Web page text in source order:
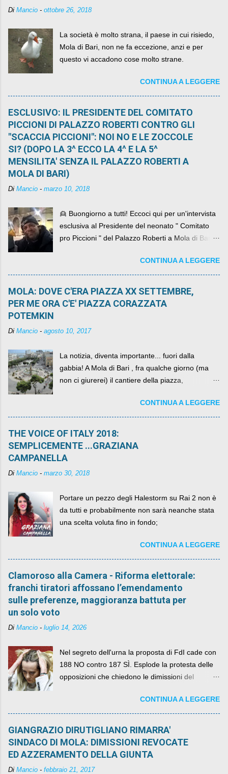
Di Mancio - ottobre 26, 2018
La società è molto strana, il paese in cui risiedo,
Mola di Bari, non ne fa eccezione, anzi e per
questo vi accadono cose molto strane.
CONTINUA A LEGGERE
ESCLUSIVO: IL PRESIDENTE DEL COMITATO
PICCIONI DI PALAZZO ROBERTI CONTRO GLI
"SCACCIA PICCIONI": NOI NO E LE ZOCCOLE
SI? (DOPO LA 3^ ECCO LA 4^ E LA 5^
MENSILITA' SENZA IL PALAZZO ROBERTI A
MOLA DI BARI)
Di Mancio - marzo 10, 2018
👱 Buongiorno a tutti! Eccoci qui per un'intervista
esclusiva al Presidente del neonato " Comitato
pro Piccioni " del Palazzo Roberti a Mola di Bari ,
come definirlo... signor?....CONTINUA A LEGGERE
MOLA: DOVE C'ERA PIAZZA XX SETTEMBRE,
PER ME ORA C'E' PIAZZA CORAZZATA
POTEMKIN
Di Mancio - agosto 10, 2017
La notizia, diventa importante... fuori dalla
gabbia! A Mola di Bari , fra qualche giorno (ma
non ci giurerei) il cantiere della piazza,
per un numero esorbitante di mesi, non ci sarà
più. C'era una volta Piazza XX Settembre ,
CONTINUA A LEGGERE
THE VOICE OF ITALY 2018:
SEMPLICEMENTE ...GRAZIANA
CAMPANELLA
Di Mancio - marzo 30, 2018
Portare un pezzo degli Halestorm su Rai 2 non è
da tutti e probabilmente non sarà neanche stata
una scelta voluta fino in fondo;
CONTINUA A LEGGERE
Clamoroso alla Camera - Riforma elettorale:
franchi tiratori affossano l’emendamento
sulle preferenze, maggioranza battuta per
un solo voto
Di Mancio - luglio 14, 2026
Nel segreto dell'urna la proposta di FdI cade con
188 NO contro 187 SÌ. Esplode la protesta delle
opposizioni che chiedono le dimissioni del
CONTINUA A LEGGERE
GIANGRAZIO DIRUTIGLIANO RIMARRA'
SINDACO DI MOLA: DIMISSIONI REVOCATE
ED AZZERAMENTO DELLA GIUNTA
Di Mancio - febbraio 21, 2017